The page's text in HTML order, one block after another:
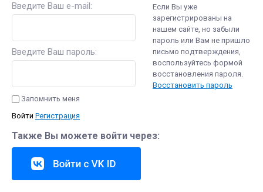
Введите Ваш e-mail:
Введите Ваш пароль:
Запомнить меня
Войти Регистрация
Если Вы уже
зарегистрированы на
нашем сайте, но забыли
пароль или Вам не пришло
письмо подтверждения,
воспользуйтесь формой
восстановления пароля.
Восстановить пароль
Также Вы можете войти через: